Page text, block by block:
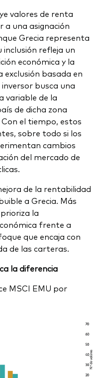
valores de renta
a una asignación
Grecia representa
refleja un
económica y la
exclusión basada en
busca una
variable de la
de dicha zona
el tiempo, estos
sobre todo si los
cambios
del mercado de
de la rentabilidad
a Grecia. Más
la
frente a
que encaja con
de las carteras.
la diferencia
MSCI EMU por